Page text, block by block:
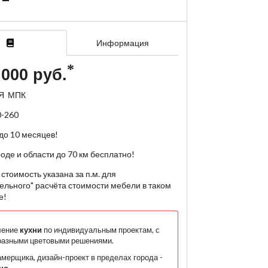
Информация
руб.
МПК
260
10 месяцев!
и области до 70 км бесплатно!
указана за п.м. для
расчёта стоимости мебели в таком
кухни по индивидуальным проектам, с
цветовыми решениями.
дизайн-проект в пределах города -